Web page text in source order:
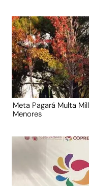
Meta Pagará Multa
Menores